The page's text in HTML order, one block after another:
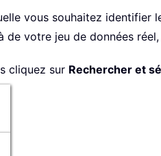
vous souhaitez
de votre jeu de données
cliquez sur Rechercher et